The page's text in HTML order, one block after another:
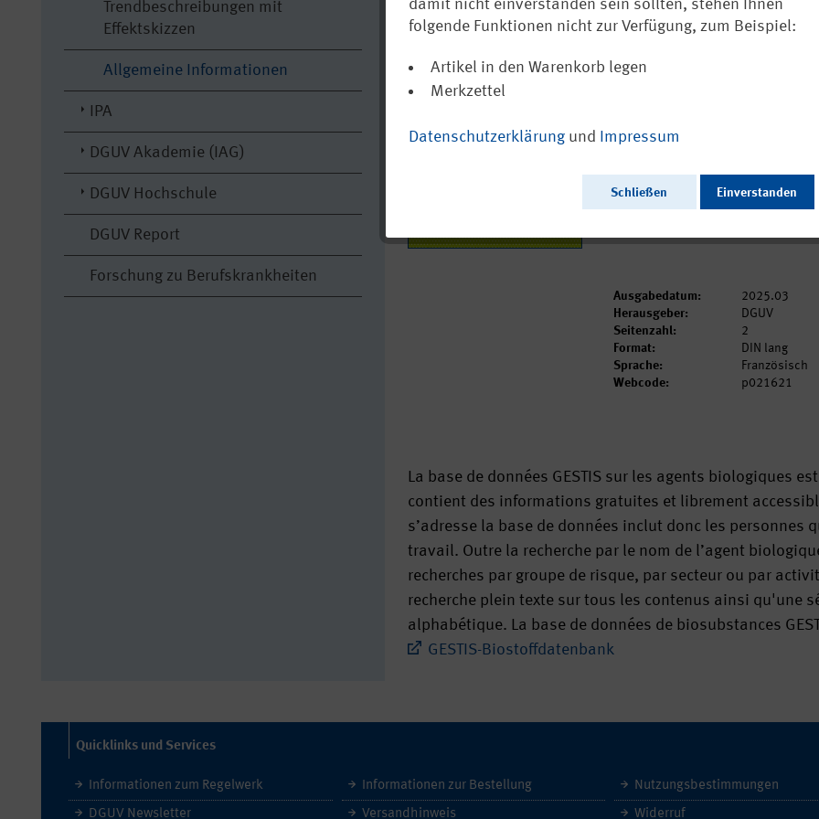
Trendbeschreibungen mit
Effektskizzen
Allgemeine Informationen
IPA
DGUV Akademie (IAG)
DGUV Hochschule
DGUV Report
Forschung zu Berufskrankheiten
Sofort versandfertig, Lieferzeit ca.
Dieser Artikel ist in weiteren
Ausgabedatum:
2025.03
Herausgeber:
DGUV
Seitenzahl:
2
Format:
DIN lang
Sprache:
Französisch
Webcode:
p021621
La base de données GESTIS sur les agents biologiques
contient des informations gratuites et librement
s’adresse la base de données inclut donc les personnes
travail. Outre la recherche par le nom de l’agent
recherches par groupe de risque, par secteur ou par
recherche plein texte sur tous les contenus ainsi qu'une
alphabétique. La base de données de biosubstances
GESTIS-Biostoffdatenbank
Quicklinks und Services
Informationen zum Regelwerk
DGUV Newsletter
Informationen zur Bestellung
Versandhinweis
Nutzungsbestimmungen
Widerruf
damit nicht einverstanden sein sollten, stehen Ihnen
folgende Funktionen nicht zur Verfügung, zum Beispiel:
Artikel in den Warenkorb legen
Merkzettel
Datenschutzerklärung und Impressum
Schließen Einverstanden